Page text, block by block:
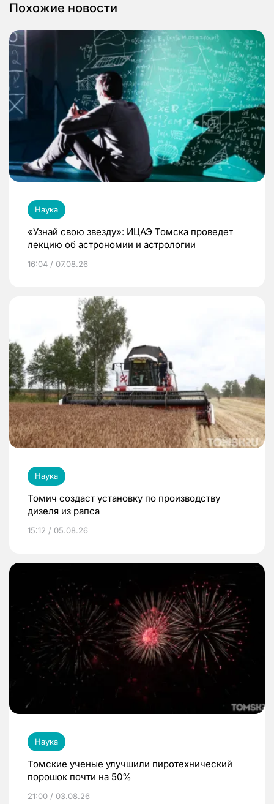
Похожие новости
Наука
«Узнай свою звезду»: ИЦАЭ Томска проведет
лекцию об астрономии и астрологии
16:04 / 07.08.26
Наука
Томич создаст установку по производству
дизеля из рапса
15:12 / 05.08.26
Наука
Томские ученые улучшили пиротехнический
порошок почти на 50%
21:00 / 03.08.26